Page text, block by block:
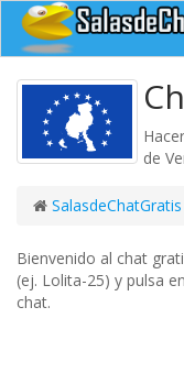
de
SalasdeChatGratis
Bienvenido al chat
(ej. Lolita-25) y pulsa
chat.